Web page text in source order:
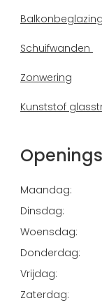
Balkonbeglazing
Schuifwanden
Zonwering
Kunststof
Maandag:
Dinsdag:
Woensdag:
Donderdag:
Vrijdag:
Zaterdag: